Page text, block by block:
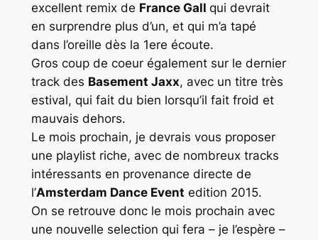
excellent remix de France Gall qui devrait
en surprendre plus d’un, et qui m’a tapé
dans l’oreille dès la 1ere écoute.
Gros coup de coeur également sur le dernier
track des Basement Jaxx, avec un titre très
estival, qui fait du bien lorsqu’il fait froid et
mauvais dehors.
Le mois prochain, je devrais vous proposer
une playlist riche, avec de nombreux tracks
intéressants en provenance directe de
l’Amsterdam Dance Event edition 2015.
On se retrouve donc le mois prochain avec
une nouvelle selection qui fera – je l’espère –